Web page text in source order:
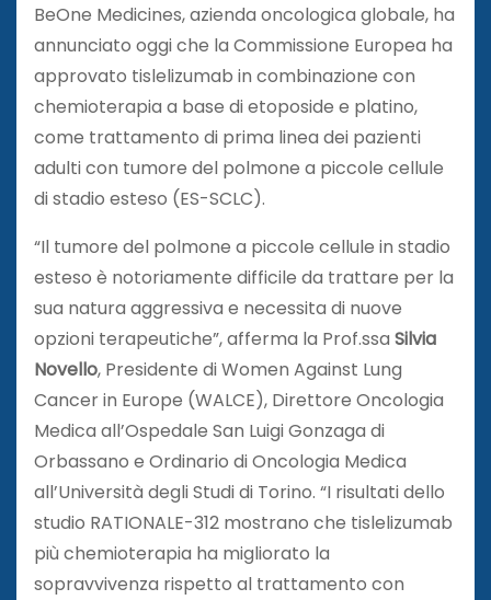
BeOne Medicines, azienda oncologica globale, ha
annunciato oggi che la Commissione Europea ha
approvato tislelizumab in combinazione con
chemioterapia a base di etoposide e platino,
come trattamento di prima linea dei pazienti
adulti con tumore del polmone a piccole cellule
di stadio esteso (ES-SCLC).
“Il tumore del polmone a piccole cellule in stadio
esteso è notoriamente difficile da trattare per la
sua natura aggressiva e necessita di nuove
opzioni terapeutiche”, afferma la Prof.ssa Silvia
Novello, Presidente di Women Against Lung
Cancer in Europe (WALCE), Direttore Oncologia
Medica all’Ospedale San Luigi Gonzaga di
Orbassano e Ordinario di Oncologia Medica
all’Università degli Studi di Torino. “I risultati dello
studio RATIONALE-312 mostrano che tislelizumab
più chemioterapia ha migliorato la
sopravvivenza rispetto al trattamento con